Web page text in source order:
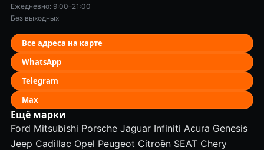
Ежедневно: 9:00–21:00
Без выходных
Все адреса на карте
WhatsApp
Telegram
Max
Ещё марки
Ford Mitsubishi Porsche Jaguar Infiniti Acura Genesis
Jeep Cadillac Opel Peugeot Citroën SEAT Chery